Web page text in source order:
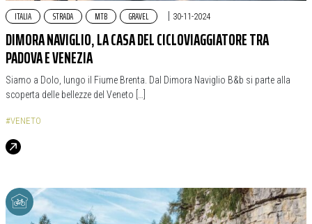
ITALIA STRADA MTB GRAVEL | 30-11-2024
DIMORA NAVIGLIO, LA CASA DEL CICLOVIAGGIATORE TRA
PADOVA E VENEZIA
Siamo a Dolo, lungo il Fiume Brenta. Dal Dimora Naviglio B&b si parte alla
scoperta delle bellezze del Veneto […]
#VENETO